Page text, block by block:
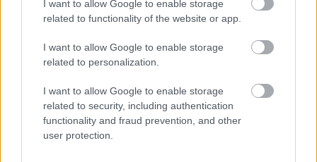
I want to allow Google to enable storage
related to functionality of the website or app.
I want to allow Google to enable storage
related to personalization.
I want to allow Google to enable storage
related to security, including authentication
functionality and fraud prevention, and other
user protection.